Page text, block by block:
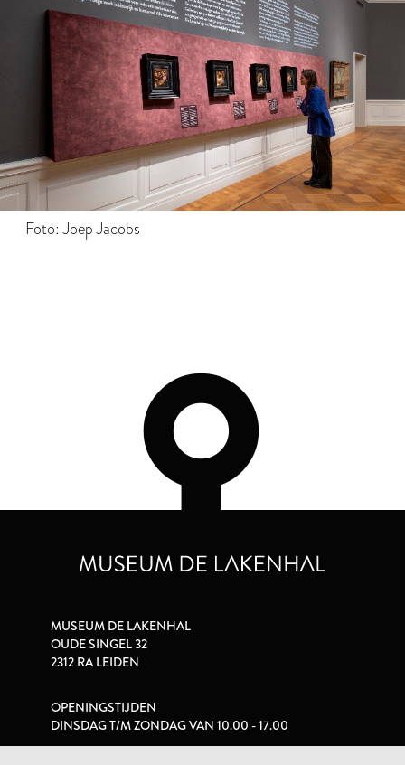
Foto: Joep Jacobs
MUSEUM DE LAKENHAL
OUDE SINGEL 32
2312 RA LEIDEN
OPENINGSTIJDEN
DINSDAG T/M ZONDAG VAN 10.00 - 17.00